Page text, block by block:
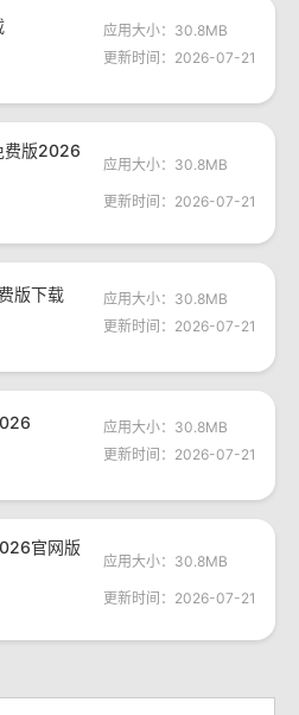
应用大小：30.8MB
更新时间：2026-07-21
费版2026
应用大小：30.8MB
更新时间：2026-07-21
版下载
应用大小：30.8MB
更新时间：2026-07-21
应用大小：30.8MB
更新时间：2026-07-21
官网版
应用大小：30.8MB
更新时间：2026-07-21